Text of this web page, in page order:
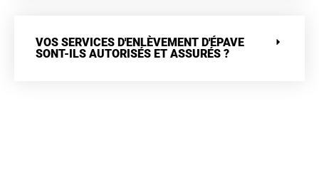
VOS SERVICES D'ENLÈVEMENT D'ÉPAVE
SONT-ILS AUTORISÉS ET ASSURÉS ?